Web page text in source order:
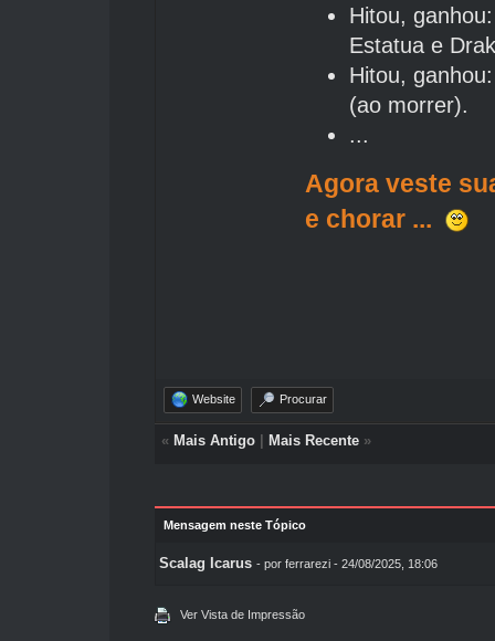
Hitou,
Estatua e
Hitou,
(ao morrer).
...
Agora veste
e chorar ...
Website Procurar
« Mais Antigo| Mais Recente»
Mensagem neste Tópico
Scalag Icarus - por ferrarezi- 24/08/2025, 18:06
Ver Vista de Impressão